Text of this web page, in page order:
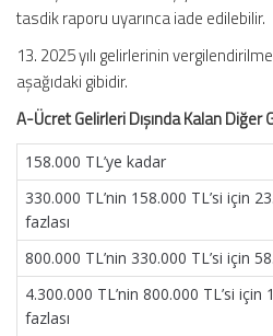
tasdik raporu uyarınca iade edilebilir.
13. 2025 yılı gelirlerinin
aşağıdaki gibidir.
A-Ücret Gelirleri Dışında Kalan Diğer
158.000 TL’ye kadar
330.000 TL’nin 158.000 TL’si için
fazlası
800.000 TL’nin 330.000 TL’si için
4.300.000 TL’nin 800.000 TL’si için
fazlası